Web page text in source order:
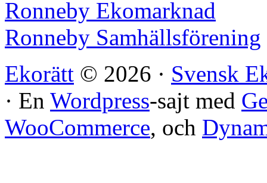
Ronneby Ekomarknad
Ronneby Samhällsförening
Ekorätt © 2026 · Svensk
· En Wordpress-sajt med
WooCommerce, och